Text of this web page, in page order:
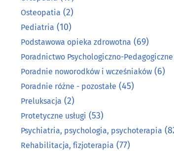
Osteopatia (2)
Pediatria (10)
Podstawowa opieka zdrowotna (69)
Poradnictwo Psychologiczno-
Poradnie noworodków i wcześniaków (6)
Poradnie różne - pozostałe (45)
Preluksacja (2)
Protetyczne usługi (53)
Psychiatria, psychologia, psychoterapia
Rehabilitacja, fizjoterapia (77)